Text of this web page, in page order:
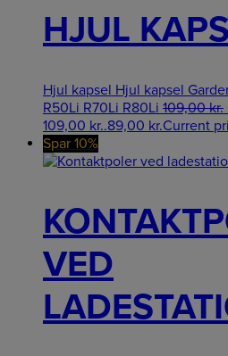
HJUL
Hjul kapsel Hjul kapsel
R50Li R70Li R80Li 109,00kr.
109,00 kr..89,00 kr.Current
Spar 10%
VED